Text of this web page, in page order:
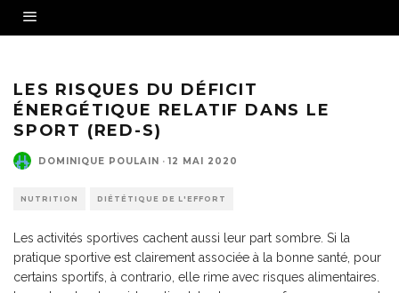
LES RISQUES DU DÉFICIT
ÉNERGÉTIQUE RELATIF DANS LE
SPORT (RED-S)
DOMINIQUE POULAIN · 12 MAI 2020
NUTRITION DIÉTÉTIQUE DE L'EFFORT
Les activités sportives cachent aussi leur part sombre. Si la
pratique sportive est clairement associée à la bonne santé, pour
certains sportifs, à contrario, elle rime avec risques alimentaires.